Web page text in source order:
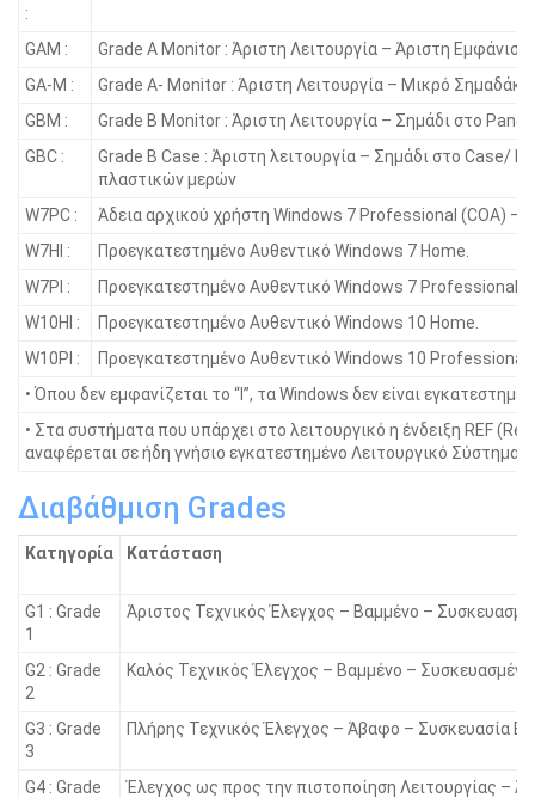
:
GAM :
Grade A Monitor : Άριστη Λειτουργία – Άριστη Εμφάνιση
GA-M :
Grade A- Monitor : Άριστη Λειτουργία – Μικρό
GBM :
Grade B Monitor : Άριστη Λειτουργία – Σημάδι στο
GBC :
Grade B Case : Άριστη λειτουργία – Σημάδι στο Case/
πλαστικών μερών
W7PC :
Άδεια αρχικού χρήστη Windows 7 Professional (COA) –
W7HI :
Προεγκατεστημένο Αυθεντικό Windows 7 Home.
W7PI :
Προεγκατεστημένο Αυθεντικό Windows 7 Professional.
W10HI :
Προεγκατεστημένο Αυθεντικό Windows 10 Home.
W10PI :
Προεγκατεστημένο Αυθεντικό Windows 10 Professional.
• Όπου δεν εμφανίζεται το “I”, τα Windοws δεν είναι
• Στα συστήματα που υπάρχει στο λειτουργικό η ένδειξη REF
αναφέρεται σε ήδη γνήσιο εγκατεστημένο Λειτουργικό Σύστημα.
Διαβάθμιση Grades
Κατηγορία Κατάσταση
G1 : Grade
1
Άριστος Τεχνικός Έλεγχος – Βαμμένο –
G2 : Grade
2
Καλός Τεχνικός Έλεγχος – Βαμμένο – Συσκευασμένο
G3 : Grade
3
Πλήρης Τεχνικός Έλεγχος – Άβαφο – Συσκευασία
G4 : Grade
Έλεγχος ως προς την πιστοποίηση Λειτουργίας –